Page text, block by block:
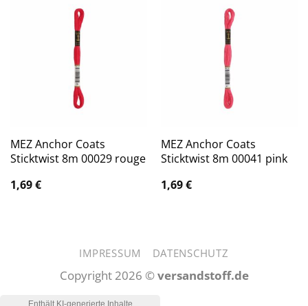
MEZ Anchor Coats
Sticktwist 8m 00029 rouge
1,69€
MEZ Anchor Coats
Sticktwist 8m 00041 pink
1,69€
IMPRESSUM DATENSCHUTZ
Copyright 2026 ©versandstoff.de